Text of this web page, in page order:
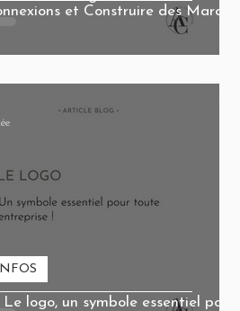
et Construire des Marques
Le logo, un symbole essentiel pour